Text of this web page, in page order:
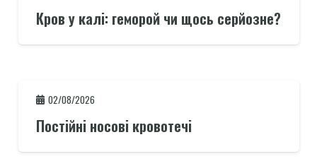
Кров у калі: геморой чи щось серйозне?
02/08/2026
Постійні носові кровотечі